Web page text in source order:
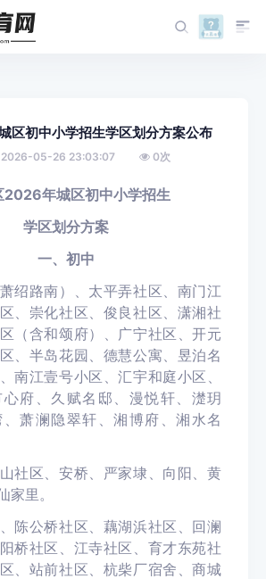
区初中小学招生学区划分方案公布
2026-05-26 23:03:07 0次
2026年城区初中小学招生
学区划分方案
一、初中
绍路南）、太平弄社区、南门江
、崇化社区、俊良社区、潇湘社
（含和颂府）、广宁社区、开元
、半岛花园、德慧公寓、昱泊名
南江壹号小区、汇宇和庭小区、
府、久赋名邸、漫悦轩、濋玥
萧澜隐翠轩、湘博府、湘水名
社区、安桥、严家埭、向阳、黄
家里。
陈公桥社区、藕湖浜社区、回澜
桥社区、江寺社区、育才东苑社
、站前社区、杭柴厂宿舍、商城